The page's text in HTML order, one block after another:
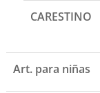
CARESTINO
Art. para niñas